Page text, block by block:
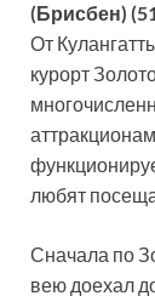
(Брисбен)
От
курорт
любят
Сначала по
вею доехал